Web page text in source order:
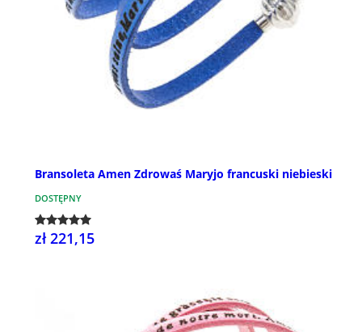
Bransoleta Amen Zdrowaś Maryjo francuski niebieski
DOSTĘPNY
zł 221,15